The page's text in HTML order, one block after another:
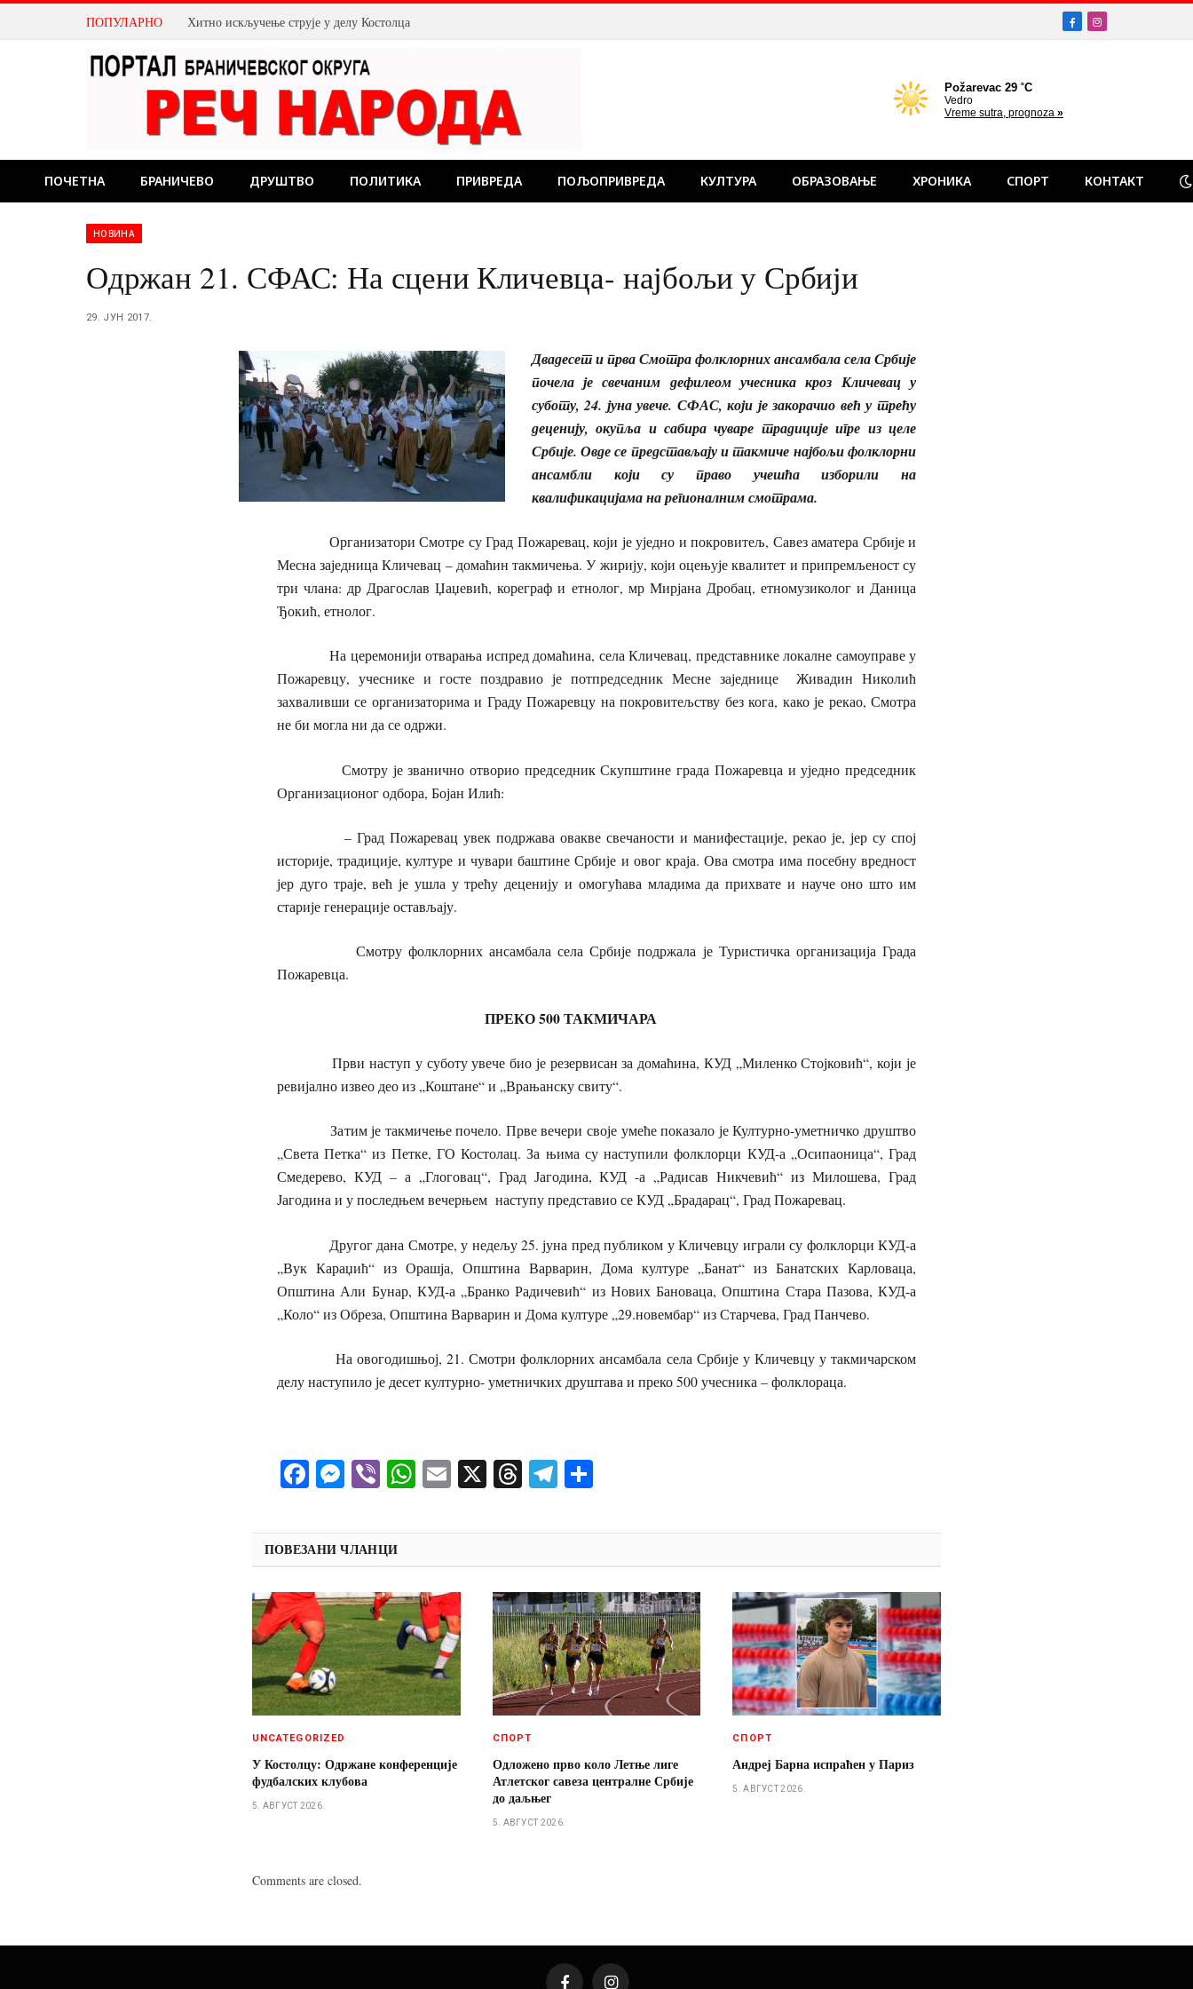
ПОПУЛАРНО Хитно искључење струје у делу Костолца FacebookInstagram
ПОЧЕТНА БРАНИЧЕВО ДРУШТВО ПОЛИТИКА ПРИВРЕДА ПОЉОПРИВРЕДА КУЛТУРА ОБРАЗОВАЊЕ ХРОНИКА СПОРТ КОНТАКТ
НОВИНА
Одржан 21. СФАС: На сцени Кличевца- најбољи у Србији
29. ЈУН 2017.
Двадесет и прва Смотра фолклорних ансамбала села Србије
почела је свечаним дефилеом учесника кроз Кличевац у
суботу, 24. јуна увече. СФАС, који је закорачио већ у трећу
деценију, окупља и сабира чуваре традиције игре из целе
Србије. Овде се представљају и такмиче најбољи фолклорни
ансамбли који су право учешћа изборили на
квалификацијама на регионалним смотрама.
Организатори Смотре су Град Пожаревац, који је уједно и покровитељ, Савез аматера Србије и
Месна заједница Кличевац – домаћин такмичења. У жирију, који оцењује квалитет и припремљеност су
три члана: др Драгослав Џаџевић, кореграф и етнолог, мр Мирјана Дробац, етномузиколог и Даница
Ђокић, етнолог.
На церемонији отварања испред домаћина, села Кличевац, представнике локалне самоуправе у
Пожаревцу, учеснике и госте поздравио је потпредседник Месне заједнице Живадин Николић
захваливши се организаторима и Граду Пожаревцу на покровитељству без кога, како је рекао, Смотра
не би могла ни да се одржи.
Смотру је званично отворио председник Скупштине града Пожаревца и уједно председник
Организационог одбора, Бојан Илић:
– Град Пожаревац увек подржава овакве свечаности и манифестације, рекао је, јер су спој
историје, традиције, културе и чувари баштине Србије и овог краја. Ова смотра има посебну вредност
јер дуго траје, већ је ушла у трећу деценију и омогућава младима да прихвате и науче оно што им
старије генерације остављају.
Смотру фолклорних ансамбала села Србије подржала је Туристичка организација Града
Пожаревца.
ПРЕКО 500 ТАКМИЧАРА
Први наступ у суботу увече био је резервисан за домаћина, КУД „Миленко Стојковић“, који је
ревијално извео део из „Коштане“ и „Врањанску свиту“.
Затим је такмичење почело. Прве вечери своје умеће показало је Културно-уметничко друштво
„Света Петка“ из Петке, ГО Костолац. За њима су наступили фолклорци КУД-а „Осипаоница“, Град
Смедерево, КУД – а „Глоговац“, Град Јагодина, КУД -а „Радисав Никчевић“ из Милошева, Град
Јагодина и у последњем вечерњем наступу представио се КУД „Брадарац“, Град Пожаревац.
Другог дана Смотре, у недељу 25. јуна пред публиком у Кличевцу играли су фолклорци КУД-а
„Вук Караџић“ из Орашја, Општина Варварин, Дома културе „Банат“ из Банатских Карловаца,
Општина Али Бунар, КУД-а „Бранко Радичевић“ из Нових Бановаца, Општина Стара Пазова, КУД-а
„Коло“ из Обреза, Општина Варварин и Дома културе „29.новембар“ из Старчева, Град Панчево.
На овогодишњој, 21. Смотри фолклорних ансамбала села Србије у Кличевцу у такмичарском
делу наступило је десет културно- уметничких друштава и преко 500 учесника – фолклораца.
Facebook
Messenger
ViberWhatsApp
Email
X ThreadsTelegram
ПОВЕЗАНИ ЧЛАНЦИ
UNCATEGORIZED
У Костолцу: Одржане конференције
фудбалских клубова
5. АВГУСТ 2026.
СПОРТ
Одложено прво коло Летње лиге
Атлетског савеза централне Србије
до даљњег
5. АВГУСТ 2026.
СПОРТ
Андреј Барна испраћен у Париз
5. АВГУСТ 2026.
Comments are closed.